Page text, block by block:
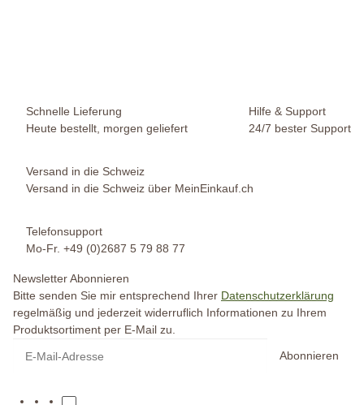
Schnelle Lieferung
Heute bestellt, morgen geliefert
Hilfe & Support
24/7 bester Support
Versand in die Schweiz
Versand in die Schweiz über MeinEinkauf.ch
Telefonsupport
Mo-Fr. +49 (0)2687 5 79 88 77
Newsletter Abonnieren
Bitte senden Sie mir entsprechend Ihrer Datenschutzerklärung
regelmäßig und jederzeit widerruflich Informationen zu Ihrem
Produktsortiment per E-Mail zu.
Abonnieren